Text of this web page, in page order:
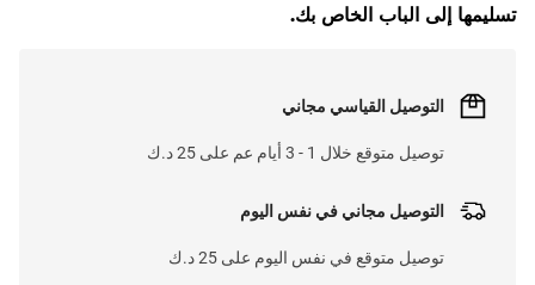
تسليمها إلى الباب الخاص بك.
التوصيل القياسي مجاني
توصيل متوقع خلال 1 - 3 أيام عم على 25 د.ك
التوصيل مجاني في نفس اليوم
توصيل متوقع في نفس اليوم على 25 د.ك